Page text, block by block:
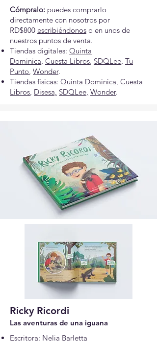
Cómpralo: puedes comprarlo
directamente con nosotros por
RD$800 escribiéndonos o en unos de
nuestros puntos de venta.
Tiendas digitales: Quinta
Dominica, Cuesta Libros, SDQLee, Tu
Punto, Wonder.
Tiendas físicas: Quinta Dominica, Cuesta
Libros, Disesa, SDQLee, Wonder.
Ricky Ricordi
Las aventuras de una iguana
Escritora: Nelia Barletta